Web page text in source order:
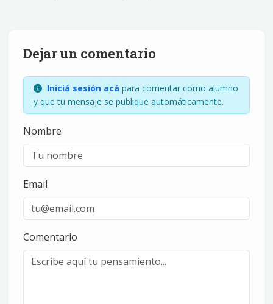
Dejar un comentario
Iniciá sesión acá para comentar como alumno
y que tu mensaje se publique automáticamente.
Nombre
Email
Comentario